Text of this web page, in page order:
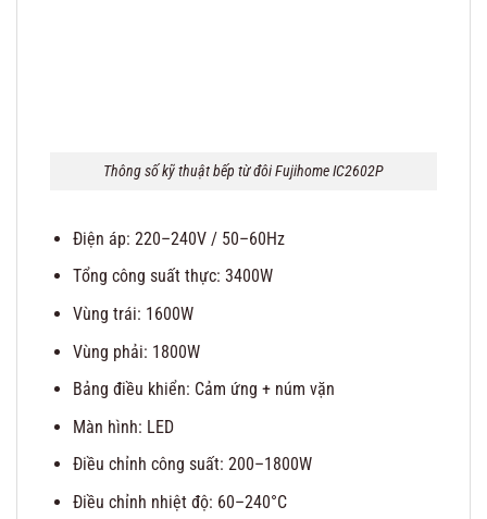
Thông số kỹ thuật bếp từ đôi Fujihome IC2602P
Điện áp: 220–240V / 50–60Hz
Tổng công suất thực: 3400W
Vùng trái: 1600W
Vùng phải: 1800W
Bảng điều khiển: Cảm ứng + núm vặn
Màn hình: LED
Điều chỉnh công suất: 200–1800W
Điều chỉnh nhiệt độ: 60–240°C